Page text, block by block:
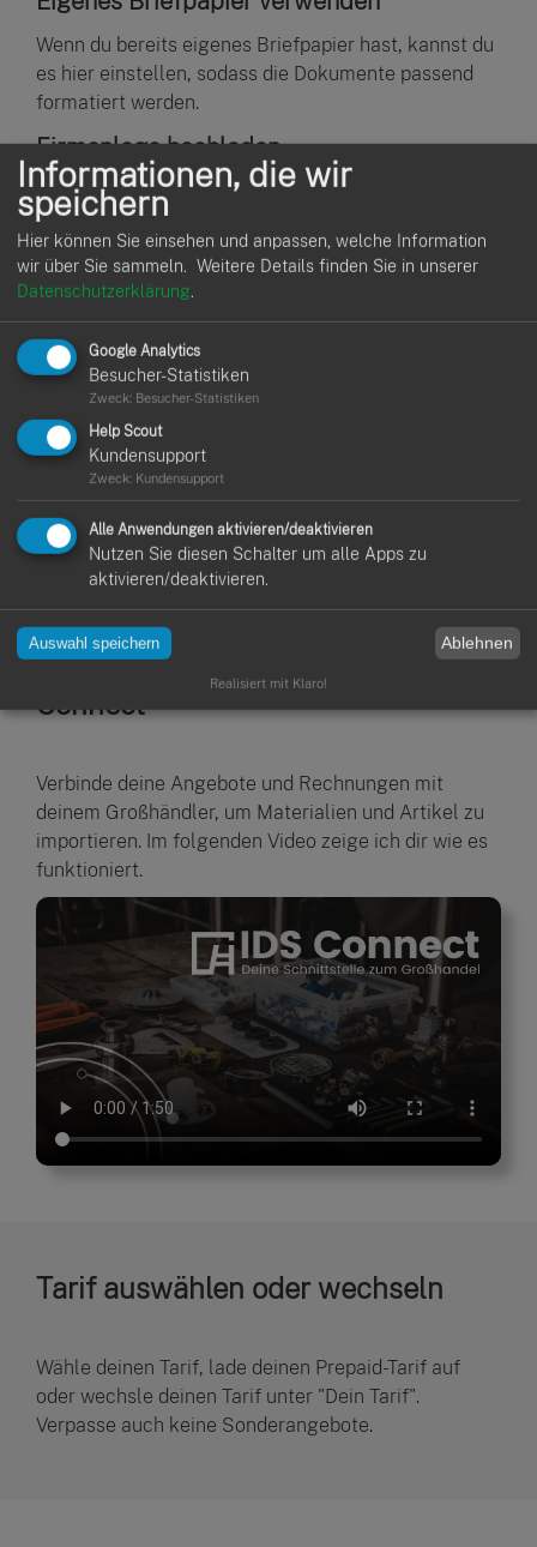
Wenn du bereits eigenes Briefpapier hast, kannst du
es hier einstellen, sodass die Dokumente passend
formatiert werden.
Firmenlogo hochladen
Lade hier dein Firmenlogo hoch und positioniere es
auf Angeboten und Rechnungen.
Vorgefertigte Text anpassen
Hawepro bietet dir Standardtexte, die du individuell
anpassen kannst. Mit der Option "Standardmäßig
aktiviert" werden diese Texte automatisch in allen
Dokumenten verwendet.
Großhändlerschnittstelle - IDS
Connect
Verbinde deine Angebote und Rechnungen mit
deinem Großhändler, um Materialien und Artikel zu
importieren. Im folgenden Video zeige ich dir wie es
funktioniert.
Tarif auswählen oder wechseln
Wähle deinen Tarif, lade deinen Prepaid-Tarif auf
oder wechsle deinen Tarif unter "Dein Tarif".
Verpasse auch keine Sonderangebote.
Informationen, die wir
speichern
Hier können Sie einsehen und anpassen, welche Information
wir über Sie sammeln. Weitere Details finden Sie in unserer
Datenschutzerklärung.
Google Analytics
Besucher-Statistiken
Zweck: Besucher-Statistiken
Help Scout
Kundensupport
Zweck: Kundensupport
Alle Anwendungen aktivieren/deaktivieren
Nutzen Sie diesen Schalter um alle Apps zu
aktivieren/deaktivieren.
Auswahl speichern Ablehnen
Realisiert mit Klaro!